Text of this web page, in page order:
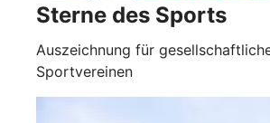
Sterne des Sports
Auszeichnung für
Sportvereinen